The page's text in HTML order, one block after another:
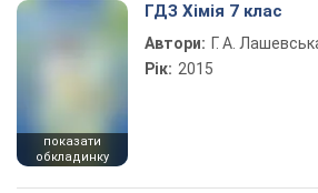
показати
обкладинку
ГДЗ Хімія 7 клас
Автори: Г. А.
Рік: 2015